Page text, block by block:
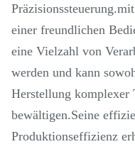
einer freundlichen
eine Vielzahl von
werden und kann
Herstellung komplexer
bewältigen.Seine
Produktionseffizienz